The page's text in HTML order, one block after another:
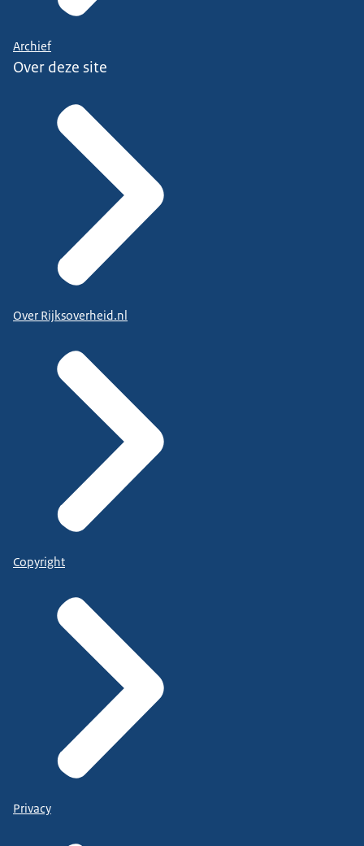
Archief
Over deze site
Over Rijksoverheid.nl
Copyright
Privacy